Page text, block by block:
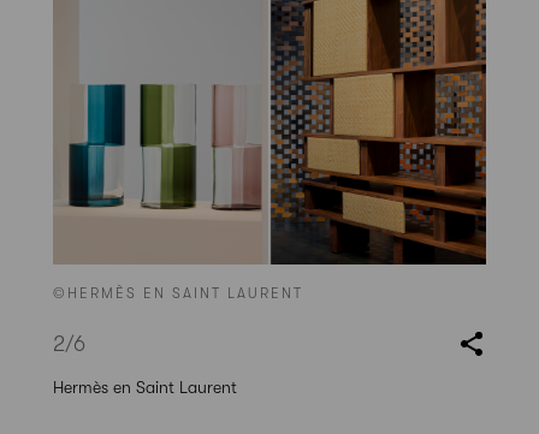
©HERMÈS EN SAINT LAURENT
2/6
Hermès en Saint Laurent